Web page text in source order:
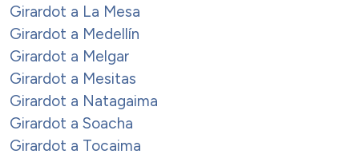
Girardot a La Mesa
Girardot a Medellín
Girardot a Melgar
Girardot a Mesitas
Girardot a Natagaima
Girardot a Soacha
Girardot a Tocaima